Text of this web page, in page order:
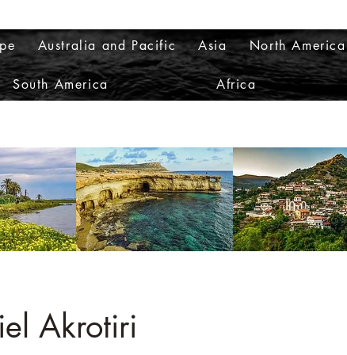
Australia and Pacific Asia North America
South America Africa
Akrotiri